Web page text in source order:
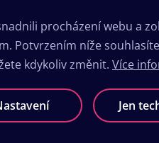
procházení webu a
Potvrzením níže
kdykoliv změnit. Více
Jen